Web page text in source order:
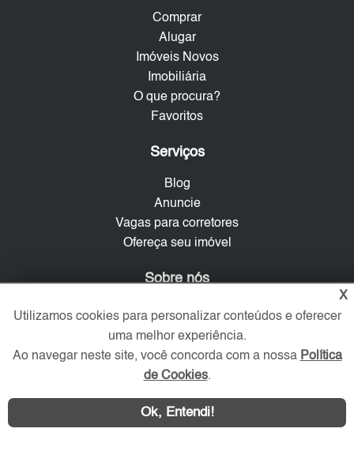
Comprar
Alugar
Imóveis Novos
Imobiliária
O que procura?
Favoritos
Serviços
Blog
Anuncie
Vagas para corretores
Ofereça seu imóvel
Sobre nós
Contato
Mapa do Site
Política de Privacidade
Trabalhe Conosco
Verificada por
X
Utilizamos cookies para personalizar conteúdos e oferecer
uma melhor experiência.
Ao navegar neste site, você concorda com a nossa Política
de Cookies.
Ok, Entendi!